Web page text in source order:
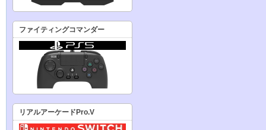
ファイティングコマンダー
リアルアーケードPro.V